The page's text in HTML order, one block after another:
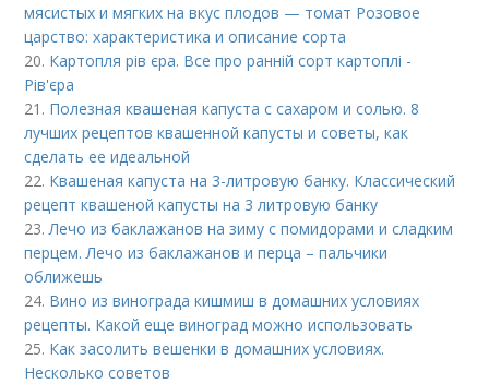
мясистых и мягких на вкус плодов — томат Розовое
царство: характеристика и описание сорта
20. Картопля рів єра. Все про ранній сорт картоплі -
Рів'єра
21. Полезная квашеная капуста с сахаром и солью. 8
лучших рецептов квашенной капусты и советы, как
сделать ее идеальной
22. Квашеная капуста на 3-литровую банку. Классический
рецепт квашеной капусты на 3 литровую банку
23.Лечо из баклажанов на зиму с помидорами и сладким
перцем. Лечо из баклажанов и перца – пальчики
оближешь
24. Вино из винограда кишмиш в домашних условиях
рецепты. Какой еще виноград можно использовать
25. Как засолить вешенки в домашних условиях.
Несколько советов